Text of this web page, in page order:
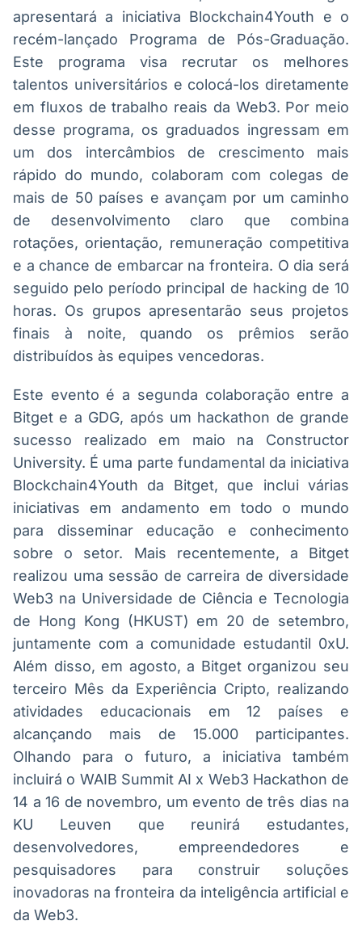
apresentará a iniciativa Blockchain4Youth e o
recém-lançado Programa de Pós-Graduação.
Este programa visa recrutar os melhores
talentos universitários e colocá-los diretamente
em fluxos de trabalho reais da Web3. Por meio
desse programa, os graduados ingressam em
um dos intercâmbios de crescimento mais
rápido do mundo, colaboram com colegas de
mais de 50 países e avançam por um caminho
de desenvolvimento claro que combina
rotações, orientação, remuneração competitiva
e a chance de embarcar na fronteira. O dia será
seguido pelo período principal de hacking de 10
horas. Os grupos apresentarão seus projetos
finais à noite, quando os prêmios serão
distribuídos às equipes vencedoras.
Este evento é a segunda colaboração entre a
Bitget e a GDG, após um hackathon de grande
sucesso realizado em maio na Constructor
University. É uma parte fundamental da iniciativa
Blockchain4Youth da Bitget, que inclui várias
iniciativas em andamento em todo o mundo
para disseminar educação e conhecimento
sobre o setor. Mais recentemente, a Bitget
realizou uma sessão de carreira de diversidade
Web3 na Universidade de Ciência e Tecnologia
de Hong Kong (HKUST) em 20 de setembro,
juntamente com a comunidade estudantil 0xU.
Além disso, em agosto, a Bitget organizou seu
terceiro Mês da Experiência Cripto, realizando
atividades educacionais em 12 países e
alcançando mais de 15.000 participantes.
Olhando para o futuro, a iniciativa também
incluirá o WAIB Summit AI x Web3 Hackathon de
14 a 16 de novembro, um evento de três dias na
KU Leuven que reunirá estudantes,
desenvolvedores, empreendedores e
pesquisadores para construir soluções
inovadoras na fronteira da inteligência artificial e
da Web3.